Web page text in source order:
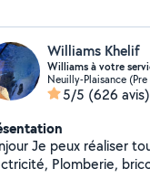
Williams Khelif
Williams à votre
Neuilly-Plaisance
5/5 (626 avis)
Je peux réaliser
Plomberie,